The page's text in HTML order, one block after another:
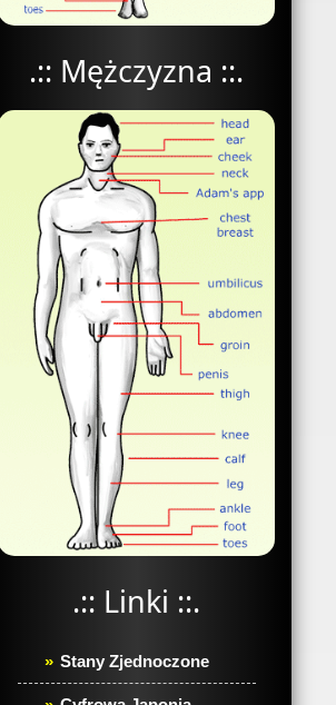
.:: Mężczyzna ::.
.:: Linki ::.
Stany Zjednoczone